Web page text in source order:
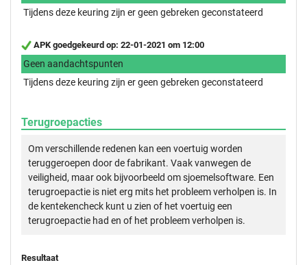
Tijdens deze keuring zijn er geen gebreken geconstateerd
APK goedgekeurd op: 22-01-2021 om 12:00
Geen aandachtspunten
Tijdens deze keuring zijn er geen gebreken geconstateerd
Terugroepacties
Om verschillende redenen kan een voertuig worden
teruggeroepen door de fabrikant. Vaak vanwegen de
veiligheid, maar ook bijvoorbeeld om sjoemelsoftware. Een
terugroepactie is niet erg mits het probleem verholpen is. In
de kentekencheck kunt u zien of het voertuig een
terugroepactie had en of het probleem verholpen is.
Resultaat